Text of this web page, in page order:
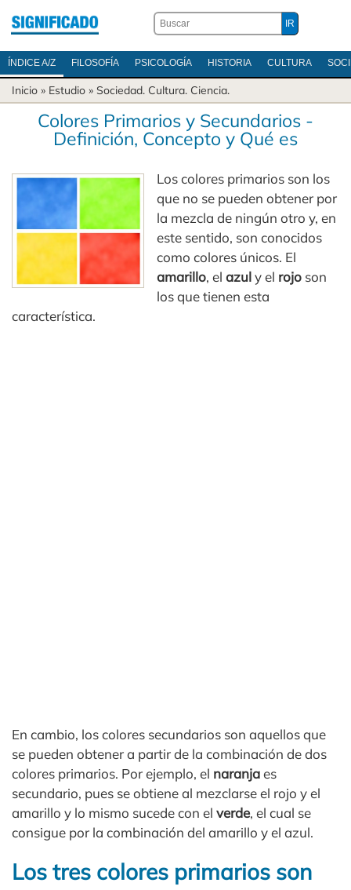
ÍNDICE A/Z FILOSOFÍA PSICOLOGÍA HISTORIA CULTURA
Inicio » Estudio » Sociedad. Cultura. Ciencia.
Colores Primarios y Secundarios -
Definición, Concepto y Qué es
Los colores primarios son los
que no se pueden obtener por
la mezcla de ningún otro y, en
este sentido, son conocidos
como colores únicos. El
amarillo, elazuly el rojo son
los que tienen esta
característica.
En cambio, los colores secundarios son aquellos que
se pueden obtener a partir de la combinación de dos
colores primarios. Por ejemplo, el naranjaes
secundario, pues se obtiene al mezclarse el rojo y el
amarillo y lo mismo sucede con el verde, el cual se
consigue por la combinación del amarillo y el azul.
Los tres colores primarios son